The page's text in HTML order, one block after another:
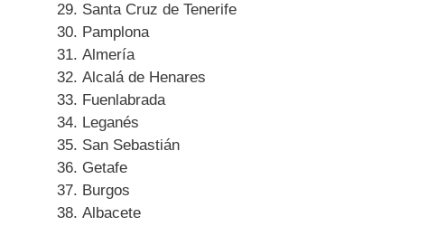
Santa Cruz de Tenerife
Pamplona
Almería
Alcalá de Henares
Fuenlabrada
Leganés
San Sebastián
Getafe
Burgos
Albacete